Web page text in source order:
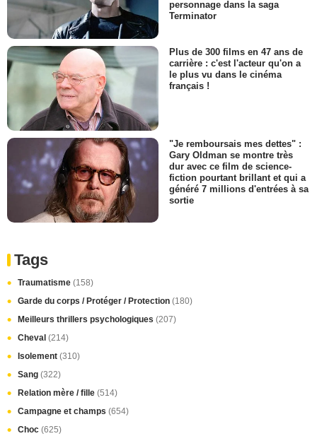
personnage dans la saga
Terminator
Plus de 300 films en 47 ans de
carrière : c'est l'acteur qu'on a
le plus vu dans le cinéma
français !
"Je remboursais mes dettes" :
Gary Oldman se montre très
dur avec ce film de science-
fiction pourtant brillant et qui a
généré 7 millions d'entrées à sa
sortie
Tags
Traumatisme (158)
Garde du corps / Protéger / Protection (180)
Meilleurs thrillers psychologiques (207)
Cheval (214)
Isolement (310)
Sang (322)
Relation mère / fille (514)
Campagne et champs (654)
Choc (625)